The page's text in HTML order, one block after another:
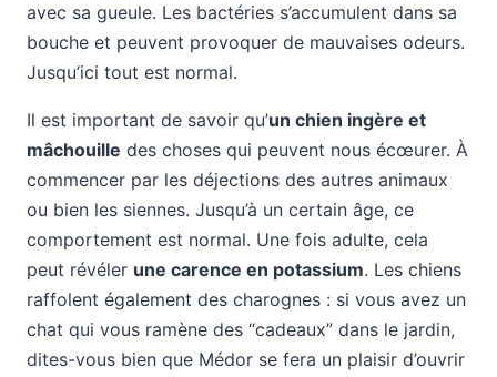
avec sa gueule. Les bactéries s’accumulent dans sa
bouche et peuvent provoquer de mauvaises odeurs.
Jusqu’ici tout est normal.
Il est important de savoir qu’un chien ingère et
mâchouille des choses qui peuvent nous écœurer. À
commencer par les déjections des autres animaux
ou bien les siennes. Jusqu’à un certain âge, ce
comportement est normal. Une fois adulte, cela
peut révéler une carence en potassium. Les chiens
raffolent également des charognes : si vous avez un
chat qui vous ramène des “cadeaux” dans le jardin,
dites-vous bien que Médor se fera un plaisir d’ouvrir